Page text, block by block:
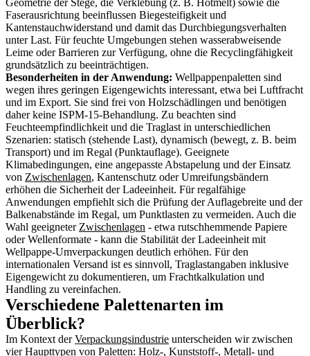
Faserausrichtung beeinflussen Biegesteifigkeit und
Kantenstauchwiderstand und damit das Durchbiegungsverhalten
unter Last. Für feuchte Umgebungen stehen wasserabweisende
Leime oder Barrieren zur Verfügung, ohne die Recyclingfähigkeit
grundsätzlich zu beeinträchtigen.
Besonderheiten in der Anwendung: Wellpappenpaletten sind
wegen ihres geringen Eigengewichts interessant, etwa bei Luftfracht
und im Export. Sie sind frei von Holzschädlingen und benötigen
daher keine ISPM-15-Behandlung. Zu beachten sind
Feuchteempfindlichkeit und die Traglast in unterschiedlichen
Szenarien: statisch (stehende Last), dynamisch (bewegt, z. B. beim
Transport) und im Regal (Punktauflage). Geeignete
Klimabedingungen, eine angepasste Abstapelung und der Einsatz
von Zwischenlagen, Kantenschutz oder Umreifungsbändern
erhöhen die Sicherheit der Ladeeinheit. Für regalfähige
Anwendungen empfiehlt sich die Prüfung der Auflagebreite und der
Balkenabstände im Regal, um Punktlasten zu vermeiden. Auch die
Wahl geeigneter Zwischenlagen - etwa rutschhemmende Papiere
oder Wellenformate - kann die Stabilität der Ladeeinheit mit
Wellpappe-Umverpackungen deutlich erhöhen. Für den
internationalen Versand ist es sinnvoll, Traglastangaben inklusive
Eigengewicht zu dokumentieren, um Frachtkalkulation und
Handling zu vereinfachen.
Verschiedene Palettenarten im
Überblick?
Im Kontext derVerpackungsindustrie unterscheiden wir zwischen
vier Haupttypen von Paletten: Holz-, Kunststoff-, Metall- und